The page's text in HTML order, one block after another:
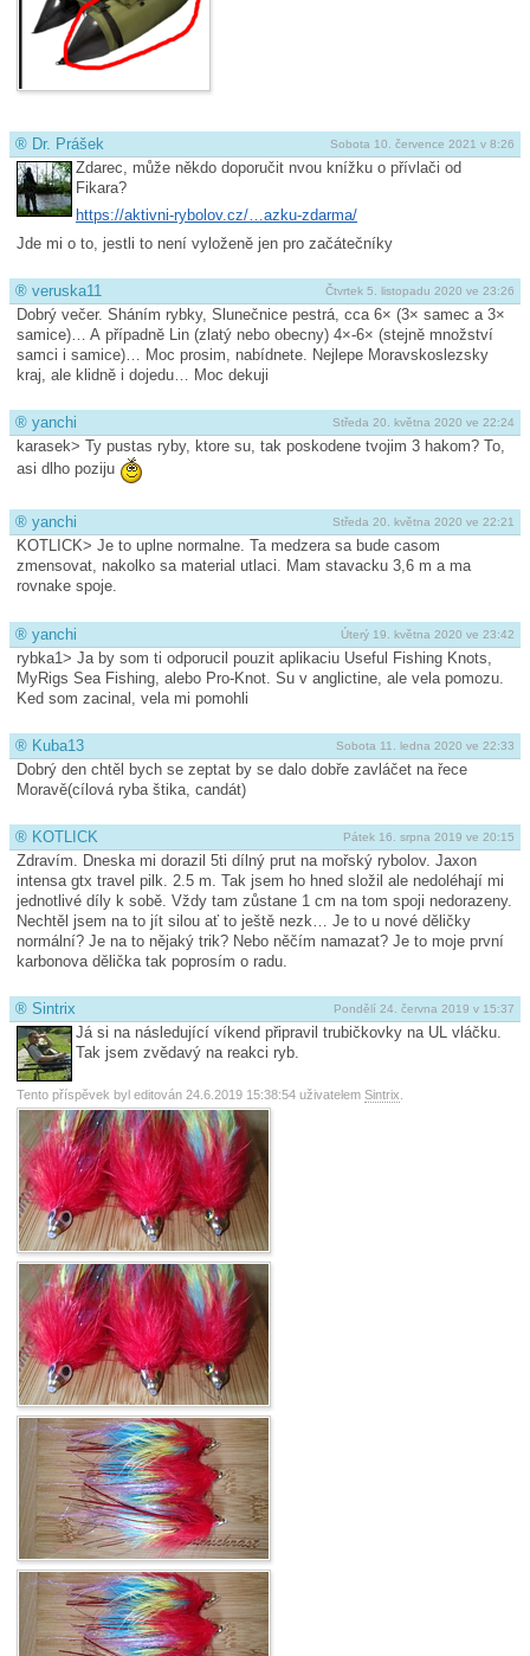
Sobota 10. července 2021 v 8:26
® Dr. Prášek
Zdarec, může někdo doporučit nvou knížku o přívlači od
Fikara?
https://aktivni-rybolov.cz/…azku-zdarma/
Jde mi o to, jestli to není vyloženě jen pro začátečníky
Čtvrtek 5. listopadu 2020 ve 23:26
® veruska11
Dobrý večer. Sháním rybky, Slunečnice pestrá, cca 6× (3× samec a 3×
samice)… A případně Lin (zlatý nebo obecny) 4×-6× (stejně množství
samci i samice)… Moc prosim, nabídnete. Nejlepe Moravskoslezsky
kraj, ale klidně i dojedu… Moc dekuji
Středa 20. května 2020 ve 22:24
® yanchi
karasek> Ty pustas ryby, ktore su, tak poskodene tvojim 3 hakom? To,
asi dlho poziju
Středa 20. května 2020 ve 22:21
® yanchi
KOTLICK> Je to uplne normalne. Ta medzera sa bude casom
zmensovat, nakolko sa material utlaci. Mam stavacku 3,6 m a ma
rovnake spoje.
Úterý 19. května 2020 ve 23:42
® yanchi
rybka1> Ja by som ti odporucil pouzit aplikaciu Useful Fishing Knots,
MyRigs Sea Fishing, alebo Pro-Knot. Su v anglictine, ale vela pomozu.
Ked som zacinal, vela mi pomohli
Sobota 11. ledna 2020 ve 22:33
® Kuba13
Dobrý den chtěl bych se zeptat by se dalo dobře zavláčet na řece
Moravě(cílová ryba štika, candát)
Pátek 16. srpna 2019 ve 20:15
® KOTLICK
Zdravím. Dneska mi dorazil 5ti dílný prut na mořský rybolov. Jaxon
intensa gtx travel pilk. 2.5 m. Tak jsem ho hned složil ale nedoléhají mi
jednotlivé díly k sobě. Vždy tam zůstane 1 cm na tom spoji nedorazeny.
Nechtěl jsem na to jít silou ať to ještě nezk… Je to u nové děličky
normální? Je na to nějaký trik? Nebo něčím namazat? Je to moje první
karbonova dělička tak poprosím o radu.
Pondělí 24. června 2019 v 15:37
® Sintrix
Já si na následující víkend připravil trubičkovky na UL vláčku.
Tak jsem zvědavý na reakci ryb.
Tento příspěvek byl editován 24.6.2019 15:38:54 uživatelem Sintrix